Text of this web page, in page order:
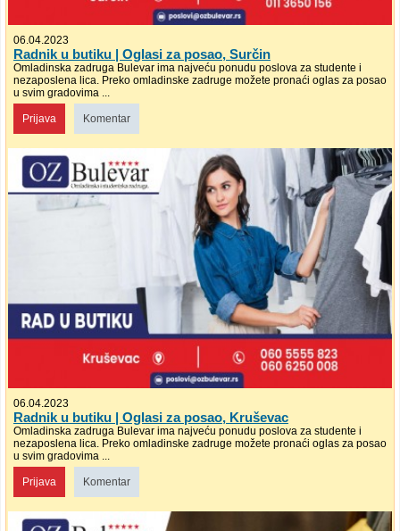
06.04.2023
Radnik u butiku | Oglasi za posao, Surčin
Omladinska zadruga Bulevar ima najveću ponudu poslova za studente i
nezaposlena lica. Preko omladinske zadruge možete pronaći oglas za posao
u svim gradovima ...
Prijava Komentar
06.04.2023
Radnik u butiku | Oglasi za posao, Kruševac
Omladinska zadruga Bulevar ima najveću ponudu poslova za studente i
nezaposlena lica. Preko omladinske zadruge možete pronaći oglas za posao
u svim gradovima ...
Prijava Komentar